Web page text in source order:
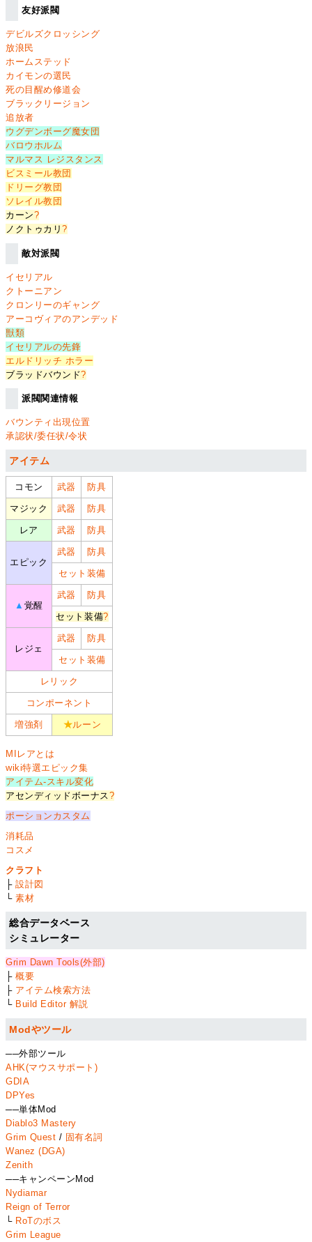
友好派閥
デビルズクロッシング
放浪民
ホームステッド
カイモンの選民
死の目醒め修道会
ブラックリージョン
追放者
ウグデンボーグ魔女団
バロウホルム
マルマス レジスタンス
ビスミール教団
ドリーグ教団
ソレイル教団
カーン?
ノクトゥカリ?
敵対派閥
イセリアル
クトーニアン
クロンリーのギャング
アーコヴィアのアンデッド
獣類
イセリアルの先鋒
エルドリッチ ホラー
ブラッドバウンド?
派閥関連情報
バウンティ出現位置
承認状/委任状/令状
アイテム
コモン 武器 防具
マジック 武器 防具
レア 武器 防具
エピック
武器 防具
セット装備
▲ 覚醒
武器 防具
セット装備?
レジェ
武器 防具
セット装備
レリック
コンポーネント
増強剤 ★ルーン
MIレアとは
wiki特選エピック集
アイテム-スキル変化
アセンディッドボーナス ?
ポーションカスタム
消耗品
コスメ
クラフト
├設計図
└素材
総合データベース
シミュレーター
Grim Dawn Tools(外部)
├概要
├ アイテム検索方法
└ Build Editor 解説
Modやツール
──外部ツール
AHK(マウスサポート)
GDIA
DPYes
──単体Mod
Diablo3 Mastery
Grim Quest / 固有名詞
Wanez (DGA)
Zenith
──キャンペーンMod
Nydiamar
Reign of Terror
└ RoTのボス
Grim League